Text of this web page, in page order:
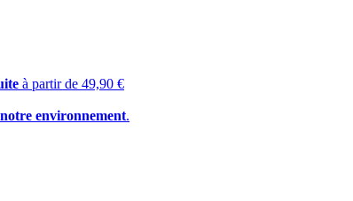
à partir de 49,90 €
environnement.